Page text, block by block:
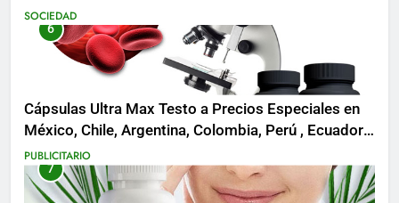
SOCIEDAD
6
Cápsulas Ultra Max Testo a Precios Especiales en
México, Chile, Argentina, Colombia, Perú , Ecuador,
Costa Rica y Más
PUBLICITARIO
7